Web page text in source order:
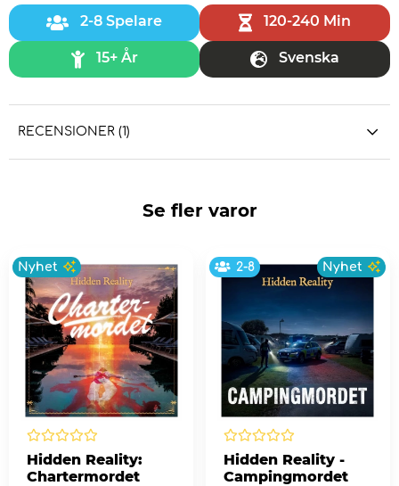
2-8 Spelare 120-240 Min
15+ År Svenska
RECENSIONER (1)
Se fler varor
Nyhet
Hidden Reality:
Chartermordet
2-8 Nyhet
Hidden Reality -
Campingmordet